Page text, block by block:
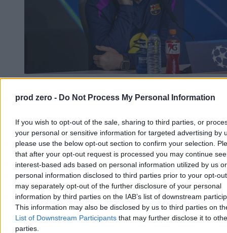
prod zero - Do Not Process My Personal Information
If you wish to opt-out of the sale, sharing to third parties, or
your personal or sensitive information for targeted advertising by
please use the below opt-out section to confirm your selection.
that after your opt-out request is processed you may continue
interest-based ads based on personal information utilized by us or
personal information disclosed to third parties prior to your opt-
may separately opt-out of the further disclosure of your personal
information by third parties on the IAB’s list of downstream
This information may also be disclosed by us to third parties on
List of Downstream Participants that may further disclose it to
parties.
sytuację w Ceucie
Barcelona odwołała przedsezonowy towarzyski mecz piłkarski w
Maroku z powodu trwającego kryzysu granicznego w Ceucie,
hiszpańskiej eksklawie w Afryce Północnej - poinformował klub.
Spotkanie z Ittihad Riadi Tanger miało odbyć się 15 sierpnia.
Paweł Żurek
Dzisiaj 13:18
2 min
Reklama
Reklama